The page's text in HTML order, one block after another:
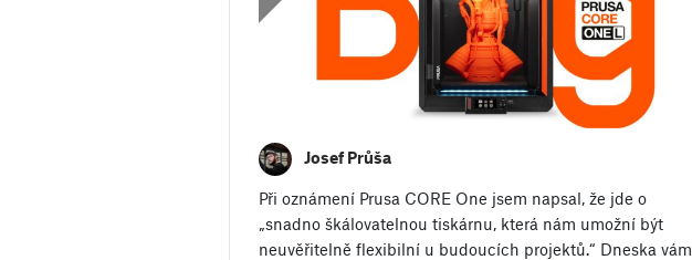
Josef Průša
Při oznámení Prusa CORE One jsem napsal, že jde o
„snadno škálovatelnou tiskárnu, která nám umožní být
neuvěřitelně flexibilní u budoucích projektů.“ Dneska vám